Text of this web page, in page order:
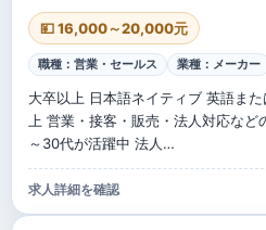
💴 16,000～20,000元
職種：営業・セールス 業種：メーカー
大卒以上 日本語ネイティブ 英語ま
上 営業・接客・販売・法人対応な
～30代が活躍中 法人…
求人詳細を確認